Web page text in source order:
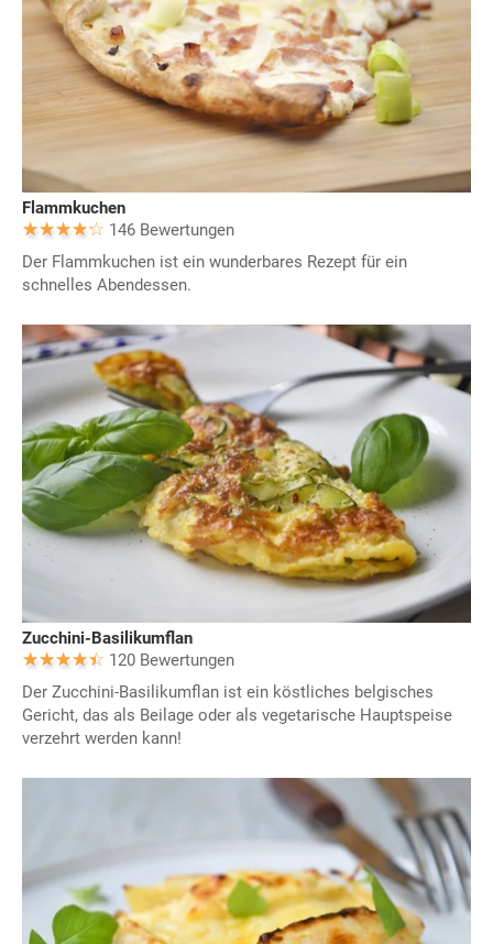
Flammkuchen
146 Bewertungen
Der Flammkuchen ist ein wunderbares Rezept für ein
schnelles Abendessen.
Zucchini-Basilikumflan
120 Bewertungen
Der Zucchini-Basilikumflan ist ein köstliches belgisches
Gericht, das als Beilage oder als vegetarische Hauptspeise
verzehrt werden kann!